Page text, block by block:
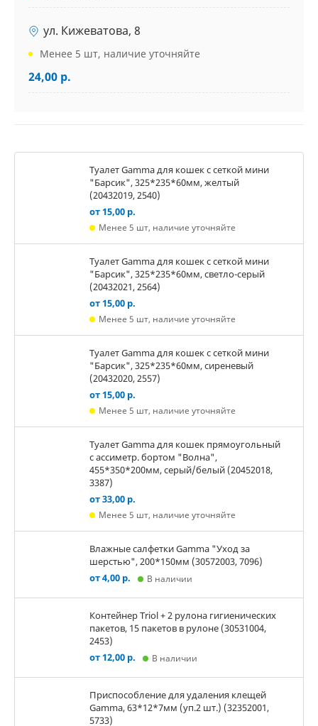
ул. Кижеватова, 8
Менее 5 шт, наличие уточняйте
24,00 р.
Туалет Gamma для кошек c сеткой мини
"Барсик", 325*235*60мм, желтый
(20432019, 2540)
от 15,00 р.
Менее 5 шт, наличие уточняйте
Туалет Gamma для кошек c сеткой мини
"Барсик", 325*235*60мм, светло-серый
(20432021, 2564)
от 15,00 р.
Менее 5 шт, наличие уточняйте
Туалет Gamma для кошек c сеткой мини
"Барсик", 325*235*60мм, сиреневый
(20432020, 2557)
от 15,00 р.
Менее 5 шт, наличие уточняйте
Туалет Gamma для кошек прямоугольный
с ассиметр. бортом "Волна",
455*350*200мм, серый/белый (20452018,
3387)
от 33,00 р.
Менее 5 шт, наличие уточняйте
Влажные салфетки Gamma "Уход за
шерстью", 200*150мм (30572003, 7096)
от 4,00 р.
В наличии
Контейнер Triol + 2 рулона гигиенических
пакетов, 15 пакетов в рулоне (30531004,
2453)
от 12,00 р.
В наличии
Приспособление для удаления клещей
Gamma, 63*12*7мм (уп.2 шт.) (32352001,
5733)